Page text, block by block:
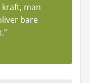
kraft, man
bare